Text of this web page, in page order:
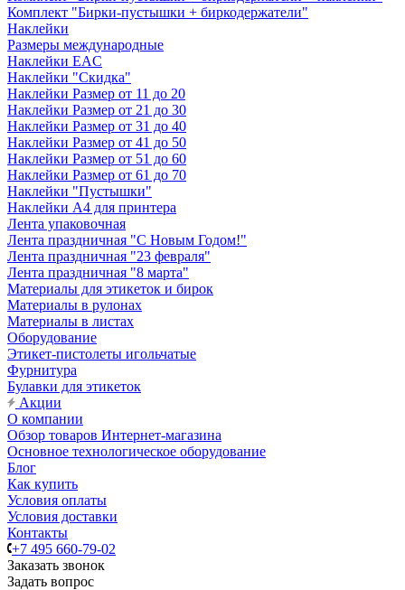
Комплект "Бирки-пустышки + биркодержатели"
Наклейки
Размеры международные
Наклейки EAC
Наклейки "Скидка"
Наклейки Размер от 11 до 20
Наклейки Размер от 21 до 30
Наклейки Размер от 31 до 40
Наклейки Размер от 41 до 50
Наклейки Размер от 51 до 60
Наклейки Размер от 61 до 70
Наклейки "Пустышки"
Наклейки А4 для принтера
Лента упаковочная
Лента праздничная "С Новым Годом!"
Лента праздничная "23 февраля"
Лента праздничная "8 марта"
Материалы для этикеток и бирок
Материалы в рулонах
Материалы в листах
Оборудование
Этикет-пистолеты игольчатые
Фурнитура
Булавки для этикеток
Акции
О компании
Обзор товаров Интернет-магазина
Основное технологическое оборудование
Блог
Как купить
Условия оплаты
Условия доставки
Контакты
+7 495 660-79-02
Заказать звонок
Задать вопрос